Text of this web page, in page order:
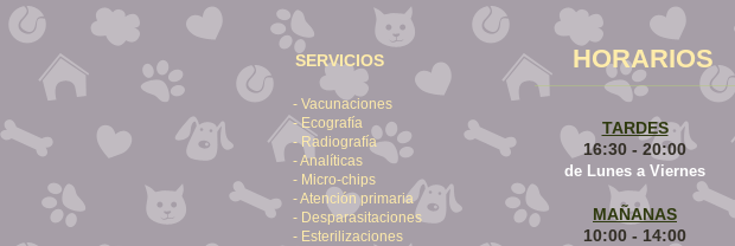
SERVICIOS
- Vacunaciones
- Ecografía
- Radiografía
- Analíticas
- Micro-chips
- Atención primaria
- Desparasitaciones
- Esterilizaciones
HORARIOS
TARDES
16:30 - 20:00
de Lunes a Viernes
MAÑANAS
10:00 - 14:00